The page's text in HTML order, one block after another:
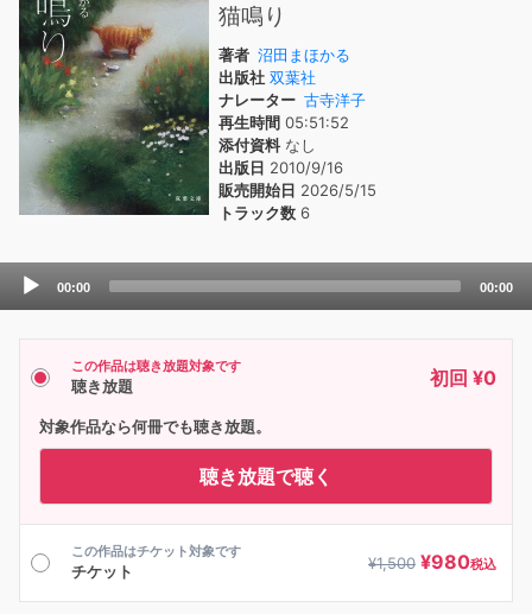
猫鳴り
著者 沼田まほかる
出版社 双葉社
ナレーター 古寺洋子
再生時間 05:51:52
添付資料なし
出版日 2010/9/16
販売開始日 2026/5/15
トラック数 6
Audio
00:00 00:00
この作品は聴き放題対象です
聴き放題 初回 ¥0
対象作品なら何冊でも聴き放題。
聴き放題で聴く
この作品はチケット対象です
チケット ¥1,500 ¥980税込